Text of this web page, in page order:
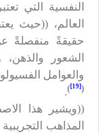
النفسية التي
العالم، ((حيث
حقيقةً منفصلةً
الشعور
والعوامل
(
[19]
)
.
((ويشير هذا
المذاهب